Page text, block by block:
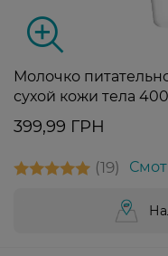
Молочко
сухой кожи тела
399,99 ГРН
19